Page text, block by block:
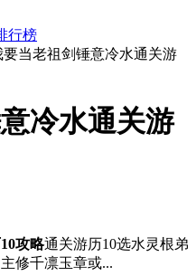
行榜
要当老祖剑锤意冷水通关游
冷水通关游
攻略通关游历10选水灵根弟
修千凛玉章或...